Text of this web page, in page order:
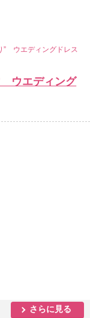
” ウエディングドレス
ウエディング
さらに見る